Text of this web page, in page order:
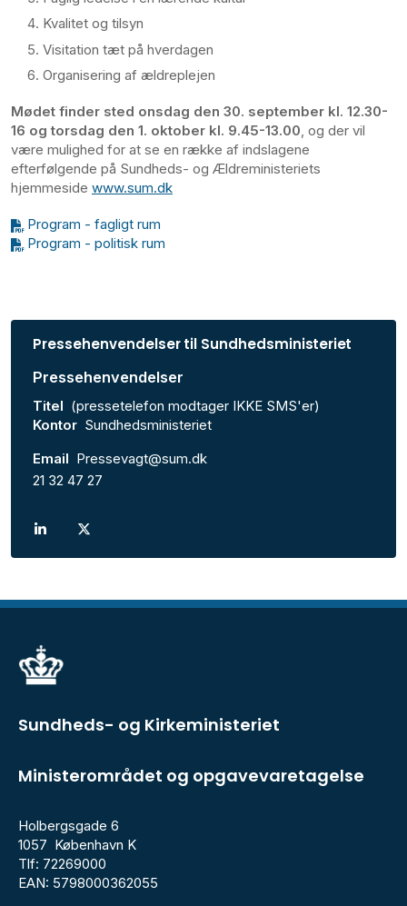
Kvalitet og tilsyn
Visitation tæt på hverdagen
Organisering af ældreplejen
Mødet finder sted onsdag den 30. september kl. 12.30-
16 og torsdag den 1. oktober kl. 9.45-13.00, og der vil
være mulighed for at se en række af indslagene
efterfølgende på Sundheds- og Ældreministeriets
hjemmeside www.sum.dk
Program - fagligt rum
Program - politisk rum
Pressehenvendelser til Sundhedsministeriet
Pressehenvendelser
Titel (pressetelefon modtager IKKE SMS'er)
Kontor Sundhedsministeriet
Email Pressevagt@sum.dk
21 32 47 27
Sundheds- og Kirkeministeriet
Ministerområdet og opgavevaretagelse
Holbergsgade 6
1057 København K
Tlf: 72269000
EAN: 5798000362055